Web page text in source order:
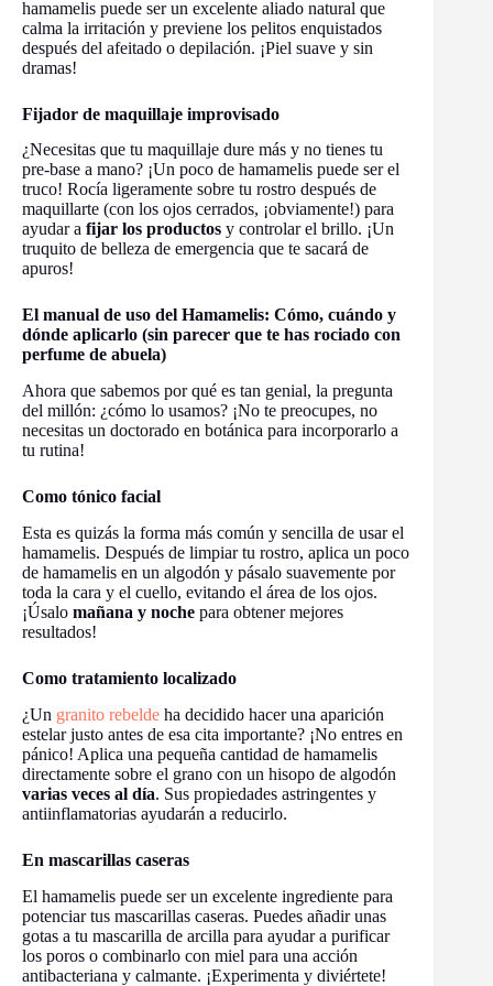
hamamelis puede ser un excelente aliado natural que
calma la irritación y previene los pelitos enquistados
después del afeitado o depilación. ¡Piel suave y sin
dramas!
Fijador de maquillaje improvisado
¿Necesitas que tu maquillaje dure más y no tienes tu
pre-base a mano? ¡Un poco de hamamelis puede ser el
truco! Rocía ligeramente sobre tu rostro después de
maquillarte (con los ojos cerrados, ¡obviamente!) para
ayudar a fijar los productos y controlar el brillo. ¡Un
truquito de belleza de emergencia que te sacará de
apuros!
El manual de uso del Hamamelis: Cómo, cuándo y
dónde aplicarlo (sin parecer que te has rociado con
perfume de abuela)
Ahora que sabemos por qué es tan genial, la pregunta
del millón: ¿cómo lo usamos? ¡No te preocupes, no
necesitas un doctorado en botánica para incorporarlo a
tu rutina!
Como tónico facial
Esta es quizás la forma más común y sencilla de usar el
hamamelis. Después de limpiar tu rostro, aplica un poco
de hamamelis en un algodón y pásalo suavemente por
toda la cara y el cuello, evitando el área de los ojos.
¡Úsalo mañana y noche para obtener mejores
resultados!
Como tratamiento localizado
¿Un granito rebelde ha decidido hacer una aparición
estelar justo antes de esa cita importante? ¡No entres en
pánico! Aplica una pequeña cantidad de hamamelis
directamente sobre el grano con un hisopo de algodón
varias veces al día. Sus propiedades astringentes y
antiinflamatorias ayudarán a reducirlo.
En mascarillas caseras
El hamamelis puede ser un excelente ingrediente para
potenciar tus mascarillas caseras. Puedes añadir unas
gotas a tu mascarilla de arcilla para ayudar a purificar
los poros o combinarlo con miel para una acción
antibacteriana y calmante. ¡Experimenta y diviértete!